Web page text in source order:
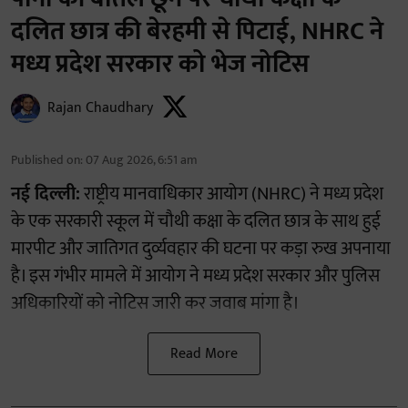
दलित छात्र की बेरहमी से पिटाई, NHRC ने
मध्य प्रदेश सरकार को भेज नोटिस
Rajan Chaudhary
Published on: 07 Aug 2026, 6:51 am
नई दिल्ली:राष्ट्रीय मानवाधिकार आयोग (NHRC) ने मध्य प्रदेश
के एक सरकारी स्कूल में चौथी कक्षा के दलित छात्र के साथ हुई
मारपीट और जातिगत दुर्व्यवहार की घटना पर कड़ा रुख अपनाया
है। इस गंभीर मामले में आयोग ने मध्य प्रदेश सरकार और पुलिस
अधिकारियों को नोटिस जारी कर जवाब मांगा है।
Read More